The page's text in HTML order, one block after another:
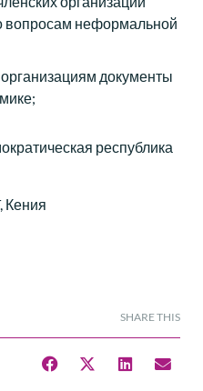
вопросам неформальной
документы
республика
SHARE THIS